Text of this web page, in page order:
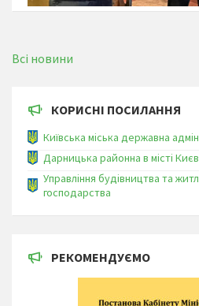
Всі новини
КОРИСНІ ПОСИЛАННЯ
Київська міська державна
Дарницька районна в місті
Управління будівництва та
господарства
РЕКОМЕНДУЄМО